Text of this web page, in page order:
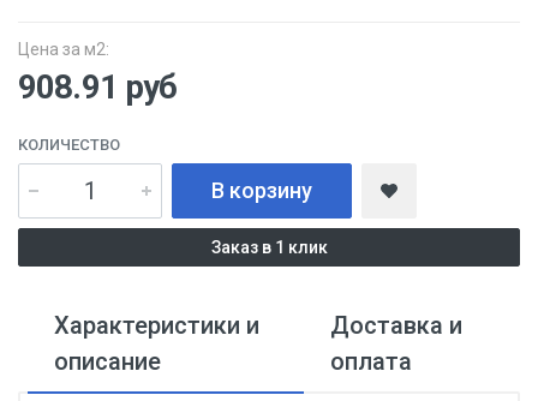
Цена за м2:
908.91 руб
КОЛИЧЕСТВО
В корзину
Заказ в 1 клик
Характеристики и
описание
Доставка и
оплата